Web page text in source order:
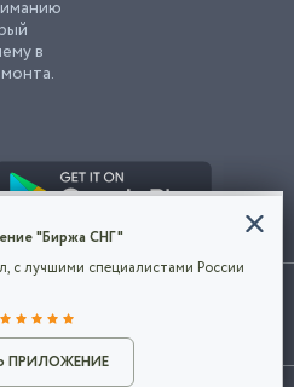
объявление
в
подача объявлений, означает
собственностью их
чтобы сделать
компании
cookie.
"Биржа СНГ"
с лучшими специалистами России
ПРИЛОЖЕНИЕ